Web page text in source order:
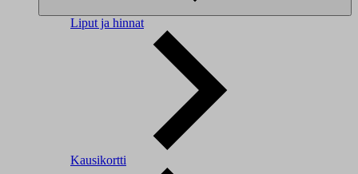
Liput ja hinnat
Kausikortti